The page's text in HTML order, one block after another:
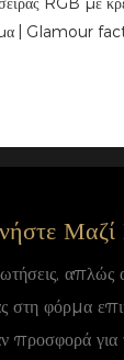
στη φόρμα
προσφορά